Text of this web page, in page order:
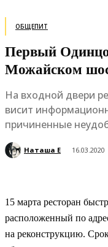
ОБЩЕПИТ
Первый
Можайском
На входной двери
висит
причиненные
Наташа Е 16.03.2020
15 марта ресторан
расположенный по
на реконструкцию.